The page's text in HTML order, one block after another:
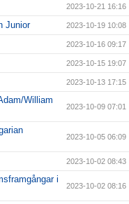
2023-10-21 16:16
Junior 2023-10-19 10:08
2023-10-16 09:17
2023-10-15 19:07
2023-10-13 17:15
William
2023-10-09 07:01
2023-10-05 06:09
2023-10-02 08:43
i
2023-10-02 08:16